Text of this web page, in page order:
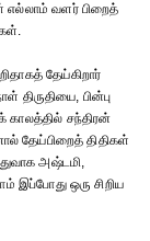
எல்லாம் வளர் பிறைத்
தேய்கிறார்
திருதியை, பின்பு
காலத்தில் சந்திரன்
தேய்பிறைத் திதிகள்
அஷ்டமி,
இப்போது ஒரு சிறிய